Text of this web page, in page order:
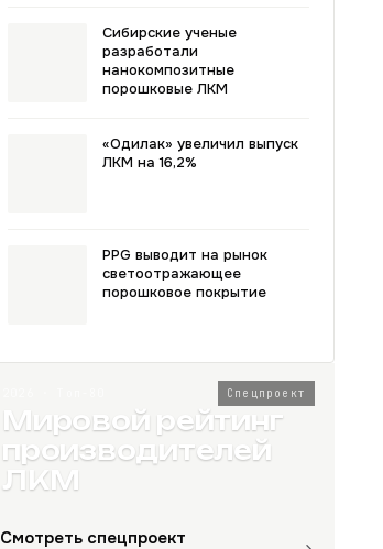
Сибирские ученые
разработали
нанокомпозитные
порошковые ЛКМ
«Одилак» увеличил выпуск
ЛКМ на 16,2%
PPG выводит на рынок
светоотражающее
порошковое покрытие
Спецпроект
Мировой рейтинг
производителей
ЛКМ
Смотреть спецпроект